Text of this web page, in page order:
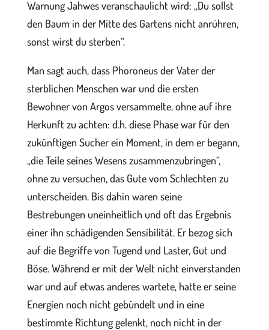
Warnung Jahwes veranschaulicht wird: „Du sollst
den Baum in der Mitte des Gartens nicht anrühren,
sonst wirst du sterben“.
Man sagt auch, dass Phoroneus der Vater der
sterblichen Menschen war und die ersten
Bewohner von Argos versammelte, ohne auf ihre
Herkunft zu achten: d.h. diese Phase war für den
zukünftigen Sucher ein Moment, in dem er begann,
„die Teile seines Wesens zusammenzubringen“,
ohne zu versuchen, das Gute vom Schlechten zu
unterscheiden. Bis dahin waren seine
Bestrebungen uneinheitlich und oft das Ergebnis
einer ihn schädigenden Sensibilität. Er bezog sich
auf die Begriffe von Tugend und Laster, Gut und
Böse. Während er mit der Welt nicht einverstanden
war und auf etwas anderes wartete, hatte er seine
Energien noch nicht gebündelt und in eine
bestimmte Richtung gelenkt, noch nicht in der